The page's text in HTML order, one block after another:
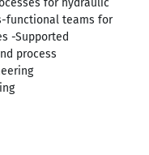
functional teams for
-Supported
process